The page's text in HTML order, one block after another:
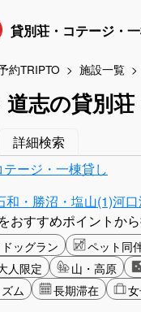
貸別荘・コテージ・
約TRIPTO 施設一覧
道志の貸別
詳細検索
ージ・一棟貸し
和・勝沼・塩山(1)河
おすすめポイントか
ドッグラン ペット同
人限定 山・高原
ム
長期滞在